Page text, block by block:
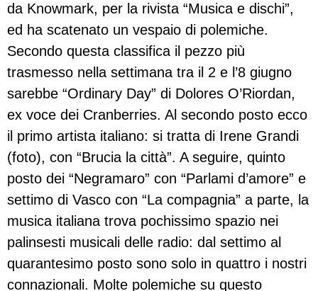
da Knowmark, per la rivista “Musica e dischi”,
ed ha scatenato un vespaio di polemiche.
Secondo questa classifica il pezzo più
trasmesso nella settimana tra il 2 e l’8 giugno
sarebbe “Ordinary Day” di Dolores O’Riordan,
ex voce dei Cranberries. Al secondo posto ecco
il primo artista italiano: si tratta di Irene Grandi
(foto), con “Brucia la città”. A seguire, quinto
posto dei “Negramaro” con “Parlami d’amore” e
settimo di Vasco con “La compagnia” a parte, la
musica italiana trova pochissimo spazio nei
palinsesti musicali delle radio: dal settimo al
quarantesimo posto sono solo in quattro i nostri
connazionali. Molte polemiche su questo